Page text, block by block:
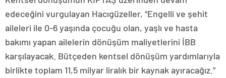
edeceğini vurgulayan Hacıgüzeller, “Engelli ve şehit
aileleri ile 0-6 yaşında çocuğu olan, yaşlı ve hasta
bakımı yapan ailelerin dönüşüm maliyetlerini İBB
karşılayacak. Bütçeden kentsel dönüşüm yardımlarıyla
birlikte toplam 11,5 milyar liralık bir kaynak ayıracağız.”